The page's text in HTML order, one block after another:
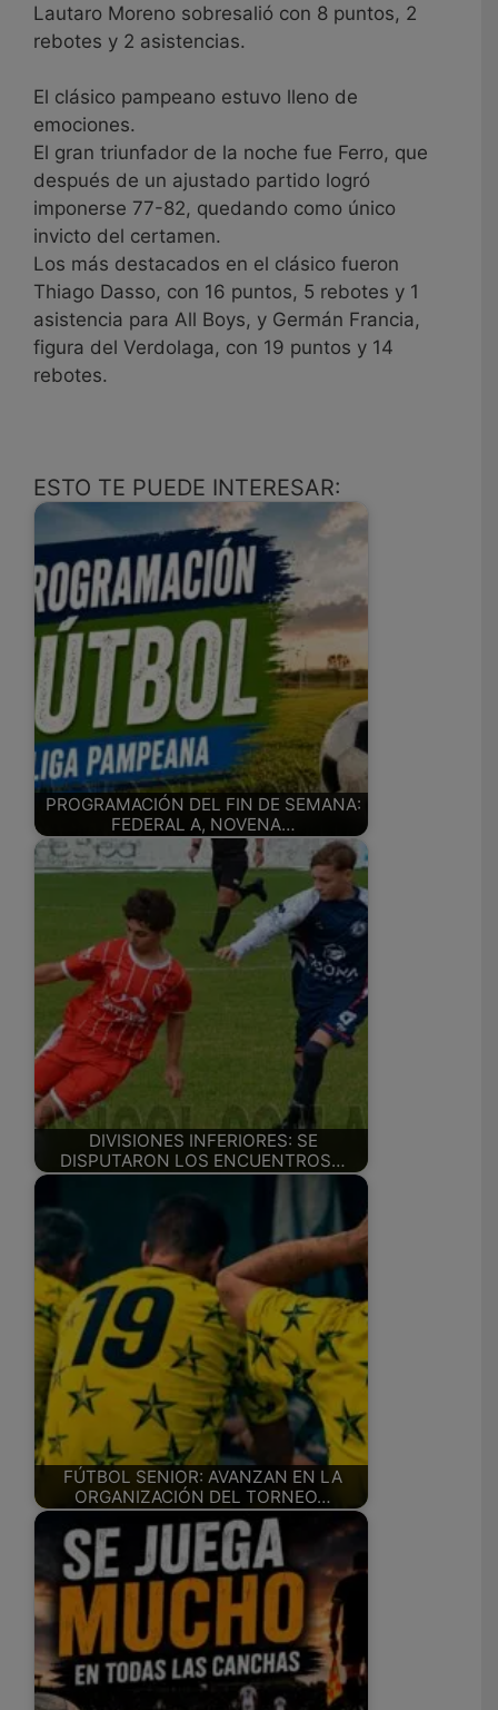
Lautaro Moreno sobresalió con 8 puntos, 2
rebotes y 2 asistencias.
El clásico pampeano estuvo lleno de
emociones.
El gran triunfador de la noche fue Ferro, que
después de un ajustado partido logró
imponerse 77-82, quedando como único
invicto del certamen.
Los más destacados en el clásico fueron
Thiago Dasso, con 16 puntos, 5 rebotes y 1
asistencia para All Boys, y Germán Francia,
figura del Verdolaga, con 19 puntos y 14
rebotes.
ESTO TE PUEDE INTERESAR:
PROGRAMACIÓN DEL FIN DE SEMANA:
FEDERAL A, NOVENA…
DIVISIONES INFERIORES: SE
DISPUTARON LOS ENCUENTROS…
FÚTBOL SENIOR: AVANZAN EN LA
ORGANIZACIÓN DEL TORNEO…